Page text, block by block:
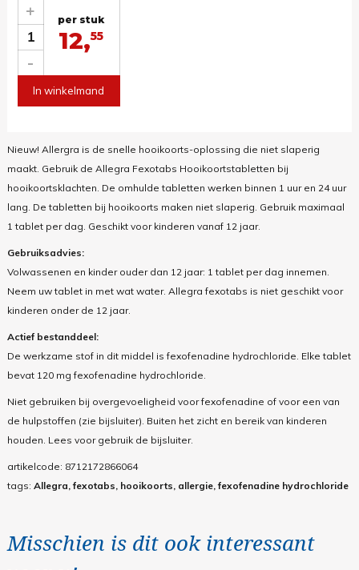
1
-
+ per stuk
12,55
In winkelmand
Nieuw! Allergra is de snelle hooikoorts-oplossing die niet slaperig
maakt. Gebruik de Allegra Fexotabs Hooikoortstabletten bij
hooikoortsklachten. De omhulde tabletten werken binnen 1 uur en 24 uur
lang. De tabletten bij hooikoorts maken niet slaperig. Gebruik maximaal
1 tablet per dag. Geschikt voor kinderen vanaf 12 jaar.
Gebruiksadvies:
Volwassenen en kinder ouder dan 12 jaar: 1 tablet per dag innemen.
Neem uw tablet in met wat water. Allegra fexotabs is niet geschikt voor
kinderen onder de 12 jaar.
Actief bestanddeel:
De werkzame stof in dit middel is fexofenadine hydrochloride. Elke tablet
bevat 120 mg fexofenadine hydrochloride.
Niet gebruiken bij overgevoeligheid voor fexofenadine of voor een van
de hulpstoffen (zie bijsluiter). Buiten het zicht en bereik van kinderen
houden. Lees voor gebruik de bijsluiter.
artikelcode: 8712172866064
tags: Allegra, fexotabs, hooikoorts, allergie, fexofenadine hydrochloride
Misschien is dit ook interessant